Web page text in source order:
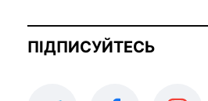
ПІДПИСУЙТЕСЬ